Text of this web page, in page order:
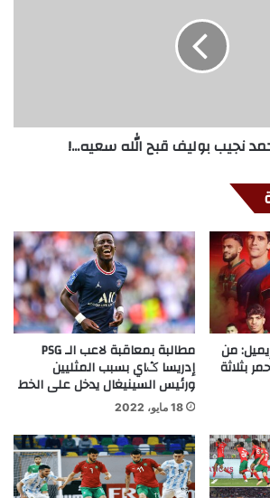
نجيب بوليف قبح الله سعيه...!
من
بثلاثة
مطالبة بمعاقبة لاعب الـ PSG
إدريسا ݣاي بسبب المثليين
ورئيس السينيغال يدخل على الخط
18 مايو، 2022